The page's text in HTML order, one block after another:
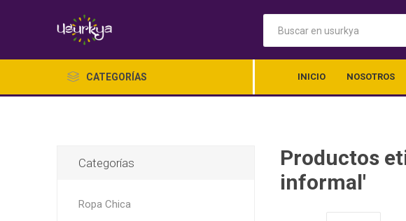
CATEGORÍAS INICIO NOSOTROS
Productos
informal'
Categorías
Ropa Chica